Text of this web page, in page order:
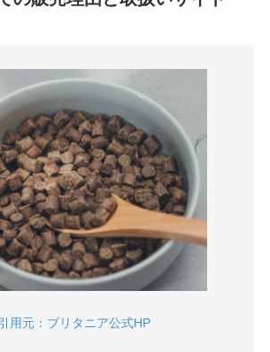
用元：ブリタニア公式HP